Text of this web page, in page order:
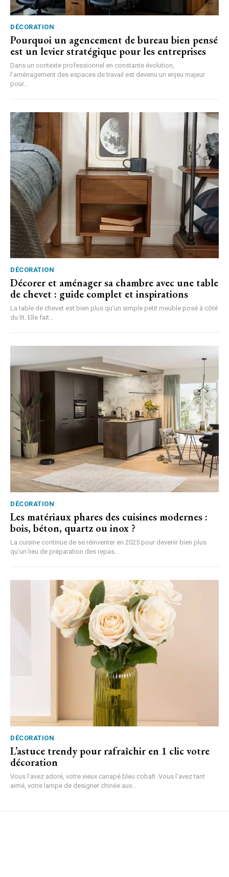
DÉCORATION
Pourquoi un agencement de bureau bien pensé
est un levier stratégique pour les entreprises
Dans un contexte professionnel en constante évolution,
l’aménagement des espaces de travail est devenu un enjeu majeur
pour...
DÉCORATION
Décorer et aménager sa chambre avec une table
de chevet : guide complet et inspirations
La table de chevet est bien plus qu’un simple petit meuble posé à côté
du lit. Elle fait...
DÉCORATION
Les matériaux phares des cuisines modernes :
bois, béton, quartz ou inox ?
La cuisine continue de se réinventer en 2025 pour devenir bien plus
qu’un lieu de préparation des repas...
DÉCORATION
L’astuce trendy pour rafraîchir en 1 clic votre
décoration
Vous l’avez adoré, votre vieux canapé bleu cobalt. Vous l’avez tant
aimé, votre lampe de designer chinée aux...